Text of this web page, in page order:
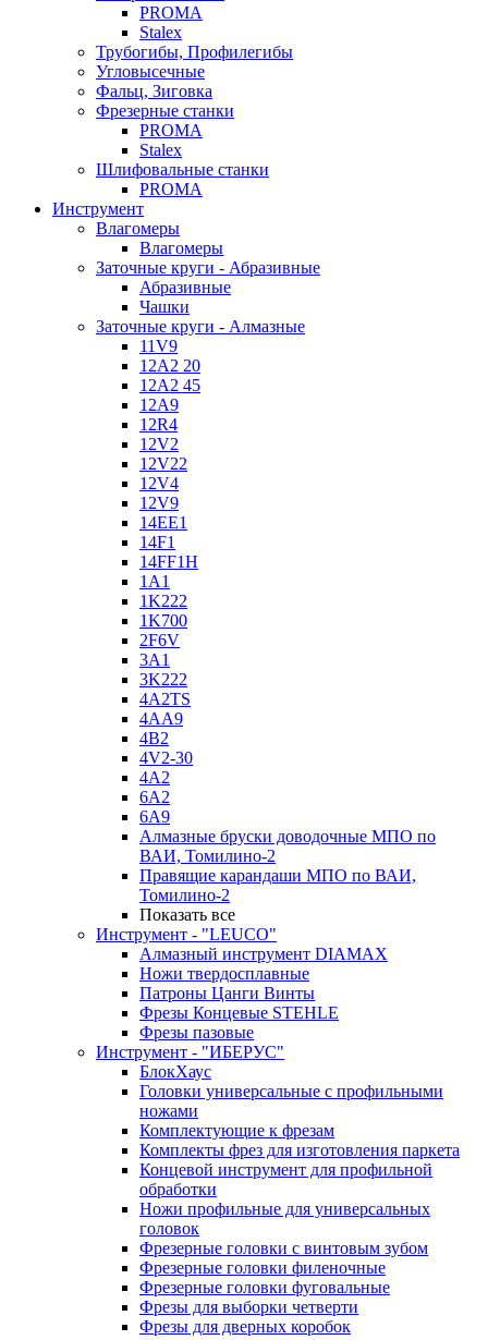
PROMA
Stalex
Трубогибы, Профилегибы
Угловысечные
Фальц, Зиговка
Фрезерные станки
PROMA
Stalex
Шлифовальные станки
PROMA
Инструмент
Влагомеры
Влагомеры
Заточные круги - Абразивные
Абразивные
Чашки
Заточные круги - Алмазные
11V9
12A2 20
12A2 45
12A9
12R4
12V2
12V22
12V4
12V9
14EE1
14F1
14FF1H
1A1
1K222
1K700
2F6V
3A1
3K222
4A2TS
4AA9
4B2
4V2-30
4А2
6A2
6A9
Алмазные бруски доводочные МПО по
ВАИ, Томилино-2
Правящие карандаши МПО по ВАИ,
Томилино-2
Показать все
Инструмент - "LEUCO"
Алмазный инструмент DIAMAX
Ножи твердосплавные
Патроны Цанги Винты
Фрезы Концевые STEHLE
Фрезы пазовые
Инструмент - "ИБЕРУС"
БлокХаус
Головки универсальные с профильными
ножами
Комплектующие к фрезам
Комплекты фрез для изготовления паркета
Концевой инструмент для профильной
обработки
Ножи профильные для универсальных
головок
Фрезерные головки с винтовым зубом
Фрезерные головки филеночные
Фрезерные головки фуговальные
Фрезы для выборки четверти
Фрезы для дверных коробок